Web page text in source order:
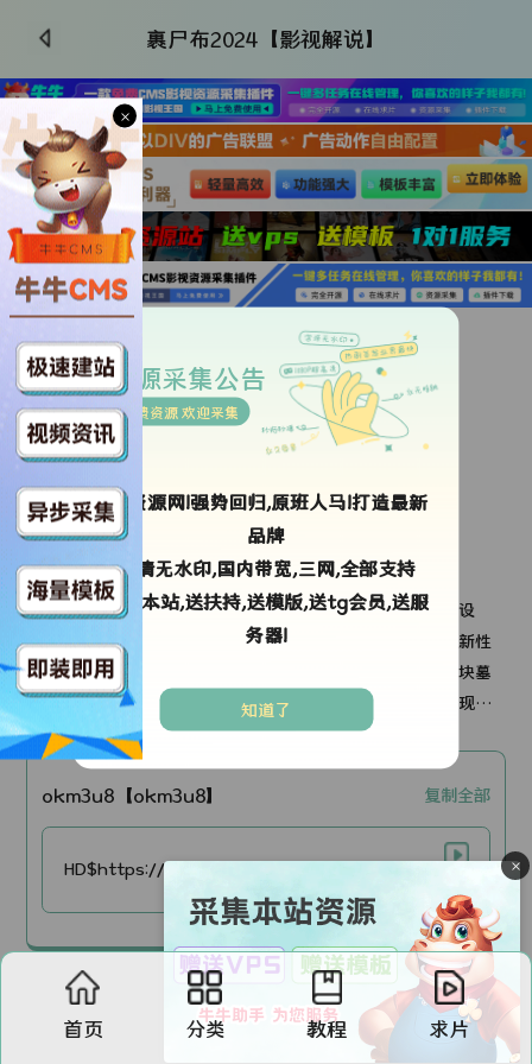
裹尸布2024【影视解说】
更新HD
导演：大卫·柯南伯格
年代：
法国 加拿大
男主卡什是一名有创意的商人、悲伤的鳏夫，他建造了一个设
备，能够在一块埋葬的裹尸布内与死者联系。当卡什这项革新性
的事业即将闯入国际主流视线时，包括他妻子坟墓在内的几块墓
地被蓄意破坏、几近摧毁。卡什努力想要揭露袭击真相，而现实
也促使他重新审视自己的工作、婚姻、对已故妻子记忆的忠诚
度，同时把他推向新的开始。
okm3u8【okm3u8】 复制全部
首页 分类 教程 求片
资源采集公告
免费资源 欢迎采集
ok资源网!强势回归,原班人马!打造最新
品牌
高清无水印,国内带宽,三网,全部支持
采集本站,送扶持,送模版,送tg会员,送服
务器!
知道了
×
×